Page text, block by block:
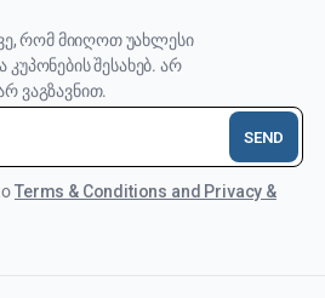
რომ მიიღოთ უახლესი
კუპონების შესახებ. არ
ვაგზავნით.
SEND
Terms & Conditions and Privacy &